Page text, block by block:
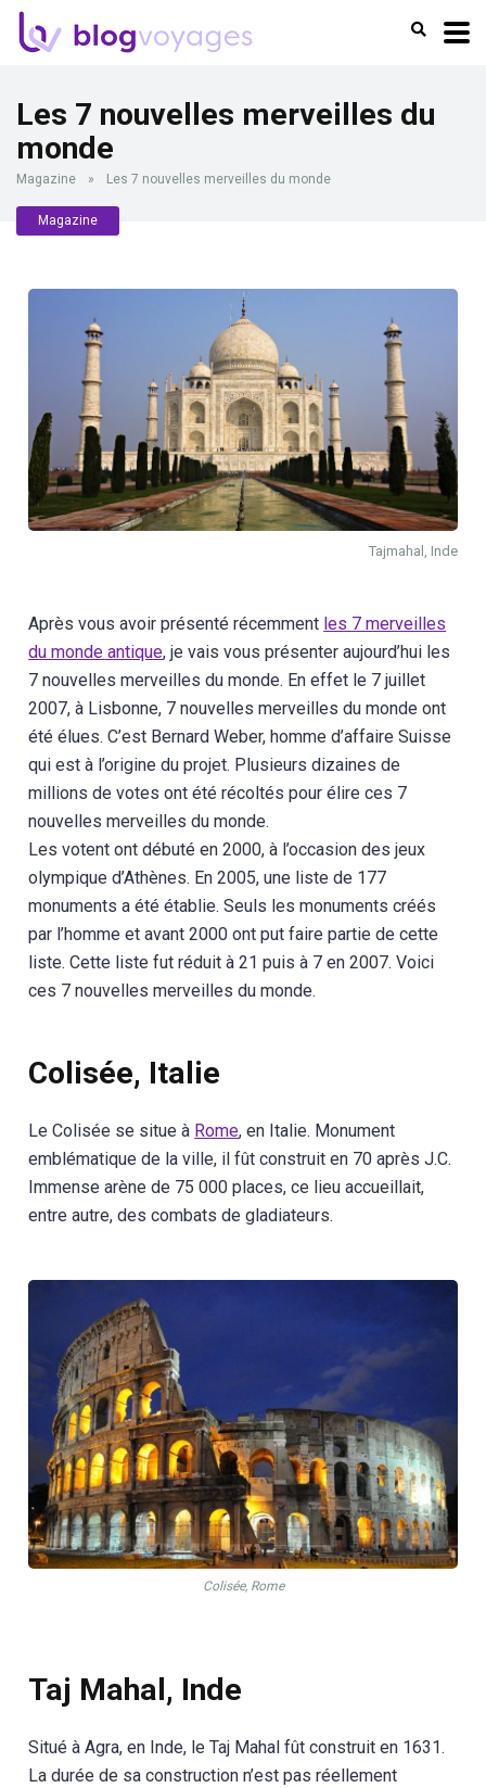
Les 7 nouvelles merveilles du
monde
Magazine » Les 7 nouvelles merveilles du monde
Magazine
Tajmahal, Inde
Après vous avoir présenté récemment les 7 merveilles
du monde antique, je vais vous présenter aujourd’hui les
7 nouvelles merveilles du monde. En effet le 7 juillet
2007, à Lisbonne, 7 nouvelles merveilles du monde ont
été élues. C’est Bernard Weber, homme d’affaire Suisse
qui est à l’origine du projet. Plusieurs dizaines de
millions de votes ont été récoltés pour élire ces 7
nouvelles merveilles du monde.
Les votent ont débuté en 2000, à l’occasion des jeux
olympique d’Athènes. En 2005, une liste de 177
monuments a été établie. Seuls les monuments créés
par l’homme et avant 2000 ont put faire partie de cette
liste. Cette liste fut réduit à 21 puis à 7 en 2007. Voici
ces 7 nouvelles merveilles du monde.
Colisée, Italie
Le Colisée se situe à Rome, en Italie. Monument
emblématique de la ville, il fût construit en 70 après J.C.
Immense arène de 75 000 places, ce lieu accueillait,
entre autre, des combats de gladiateurs.
Colisée, Rome
Taj Mahal, Inde
Situé à Agra, en Inde, le Taj Mahal fût construit en 1631.
La durée de sa construction n’est pas réellement